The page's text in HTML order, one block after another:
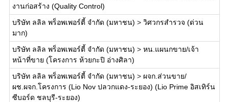
งานก่อสร้าง (Quality Control)
บริษัท ลลิล พร็อพเพอร์ตี้ จำกัด (มหาชน) > วิศวกรสำรวจ (ด่วน
มาก)
บริษัท ลลิล พร็อพเพอร์ตี้ จำกัด (มหาชน) > หน.แผนกขาย/เจ้า
หน้าที่ขาย (โครงการ ห้วยกะปิ อ่างศิลา)
บริษัท ลลิล พร็อพเพอร์ตี้ จำกัด (มหาชน) > ผจก.ส่วนขาย/
ผช.ผจก.โครงการ (Lio Nov ปลวกแดง-ระยอง) (Lio Prime อิสเทิร์น
ซีบอร์ด ชลบุรี-ระยอง)